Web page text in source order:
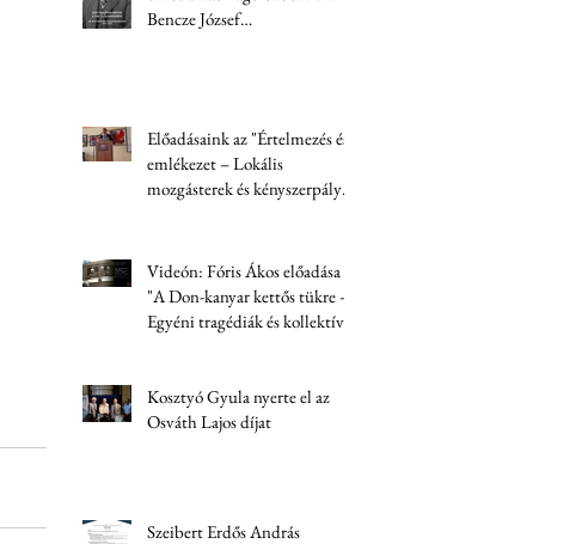
Bencze József
Előadásaink az "Értelmezés és
emlékezet – Lokális
mozgásterek és kényszerpályák
Videón: Fóris Ákos előadása
"A Don-kanyar kettős tükre –
Egyéni tragédiák és kollektív
Kosztyó Gyula nyerte el az
Osváth Lajos díjat
Szeibert Erdős András